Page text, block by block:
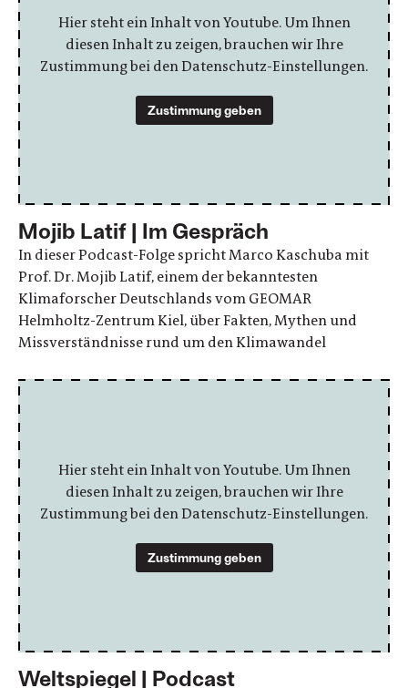
Hier steht ein Inhalt von Youtube. Um Ihnen
diesen Inhalt zu zeigen, brauchen wir Ihre
Zustimmung bei den Datenschutz-Einstellungen.
Zustimmung geben
Mojib Latif | Im Gespräch
In dieser Podcast-Folge spricht Marco Kaschuba mit
Prof. Dr. Mojib Latif, einem der bekanntesten
Klimaforscher Deutschlands vom GEOMAR
Helmholtz-Zentrum Kiel, über Fakten, Mythen und
Missverständnisse rund um den Klimawandel
Hier steht ein Inhalt von Youtube. Um Ihnen
diesen Inhalt zu zeigen, brauchen wir Ihre
Zustimmung bei den Datenschutz-Einstellungen.
Zustimmung geben
Weltspiegel | Podcast